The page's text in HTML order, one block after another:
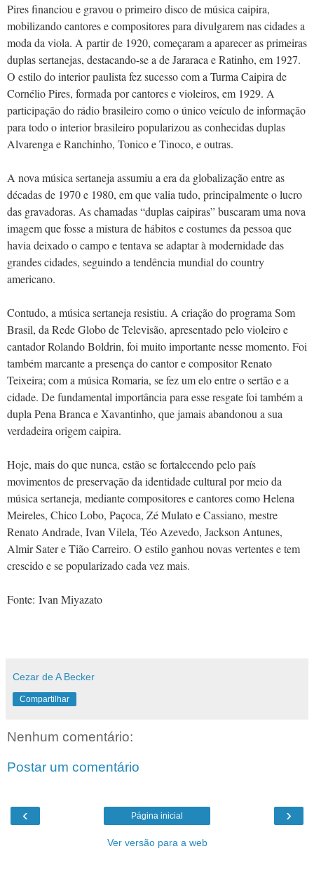
Pires financiou e gravou o primeiro disco de música caipira,
mobilizando cantores e compositores para divulgarem nas cidades a
moda da viola. A partir de 1920, começaram a aparecer as primeiras
duplas sertanejas, destacando-se a de Jararaca e Ratinho, em 1927.
O estilo do interior paulista fez sucesso com a Turma Caipira de
Cornélio Pires, formada por cantores e violeiros, em 1929. A
participação do rádio brasileiro como o único veículo de informação
para todo o interior brasileiro popularizou as conhecidas duplas
Alvarenga e Ranchinho, Tonico e Tinoco, e outras.
A nova música sertaneja assumiu a era da globalização entre as
décadas de 1970 e 1980, em que valia tudo, principalmente o lucro
das gravadoras. As chamadas “duplas caipiras” buscaram uma nova
imagem que fosse a mistura de hábitos e costumes da pessoa que
havia deixado o campo e tentava se adaptar à modernidade das
grandes cidades, seguindo a tendência mundial do country
americano.
Contudo, a música sertaneja resistiu. A criação do programa Som
Brasil, da Rede Globo de Televisão, apresentado pelo violeiro e
cantador Rolando Boldrin, foi muito importante nesse momento. Foi
também marcante a presença do cantor e compositor Renato
Teixeira; com a música Romaria, se fez um elo entre o sertão e a
cidade. De fundamental importância para esse resgate foi também a
dupla Pena Branca e Xavantinho, que jamais abandonou a sua
verdadeira origem caipira.
Hoje, mais do que nunca, estão se fortalecendo pelo país
movimentos de preservação da identidade cultural por meio da
música sertaneja, mediante compositores e cantores como Helena
Meireles, Chico Lobo, Paçoca, Zé Mulato e Cassiano, mestre
Renato Andrade, Ivan Vilela, Téo Azevedo, Jackson Antunes,
Almir Sater e Tião Carreiro. O estilo ganhou novas vertentes e tem
crescido e se popularizado cada vez mais.
Fonte: Ivan Miyazato
Cezar de A Becker
Compartilhar
Nenhum comentário:
Postar um comentário
‹ ›
Página inicial
Ver versão para a web